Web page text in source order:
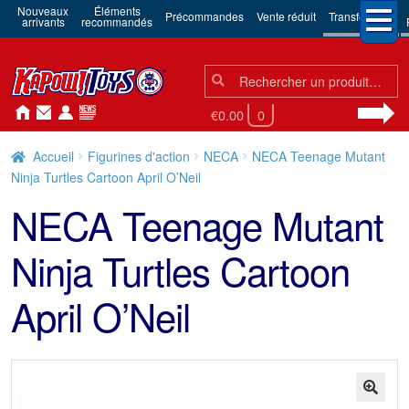
Nouveaux
arrivants
Éléments
recommandés Précommandes Vente réduit Transformers
Chercher:
Chercher
€0.00 0
Accueil Figurines d'action NECA
NECA Teenage Mutant
Ninja Turtles Cartoon April O’Neil
NECA Teenage Mutant
Ninja Turtles Cartoon
April O’Neil